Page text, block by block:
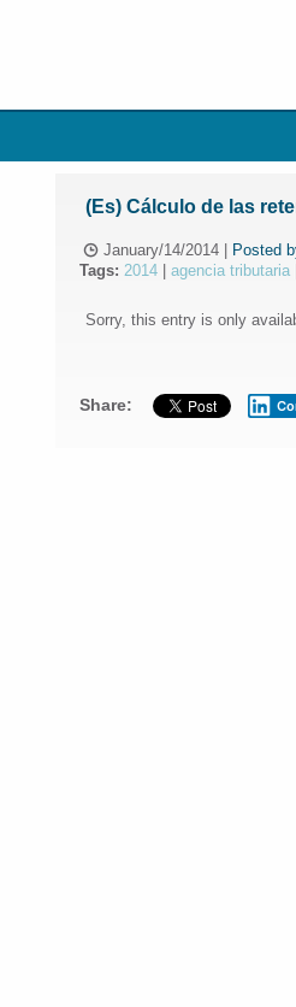
(Es) Cálculo de las
January/14/2014
Posted
Tags: 2014 agencia tributaria
Sorry, this entry is only
Share: